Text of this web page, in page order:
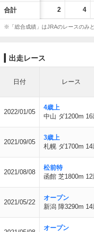
合計 2 4
※「総合成績」はJRAのレースのみと
出走レース
日付 レース
2022/01/05
4歳上
中山 ダ1200m 16
2021/09/05
3歳上
札幌 ダ1700m 14
2021/08/08
松前特
函館 芝1800m 12
2021/05/22
オープン
新潟 障3290m 14
オープン